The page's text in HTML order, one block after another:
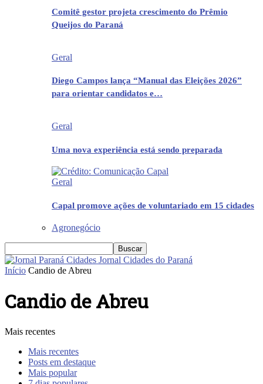
Comitê gestor projeta crescimento do Prêmio
Queijos do Paraná
Geral
Diego Campos lança “Manual das Eleições 2026”
para orientar candidatos e…
Geral
Uma nova experiência está sendo preparada
Geral
Capal promove ações de voluntariado em 15 cidades
Agronegócio
Jornal Cidades do Paraná
Início Candio de Abreu
Candio de Abreu
Mais recentes
Mais recentes
Posts em destaque
Mais popular